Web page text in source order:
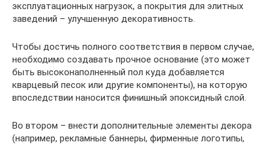
эксплуатационных нагрузок, а покрытия для элитных
заведений – улучшенную декоративность.
Чтобы достичь полного соответствия в первом случае,
необходимо создавать прочное основание (это может
быть высоконаполненный пол куда добавляется
кварцевый песок или другие компоненты), на которую
впоследствии наносится финишный эпоксидный слой.
Во втором – внести дополнительные элементы декора
(например, рекламные баннеры, фирменные логотипы,